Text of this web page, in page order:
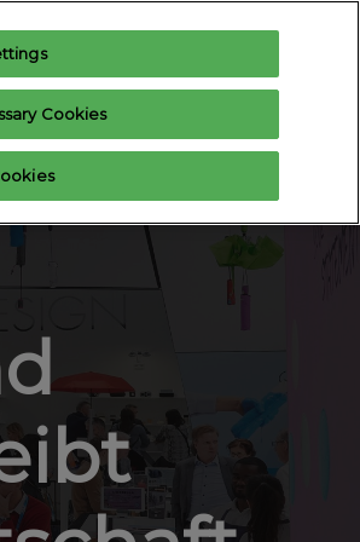
Ausstelleranfrage
Login
Cookies